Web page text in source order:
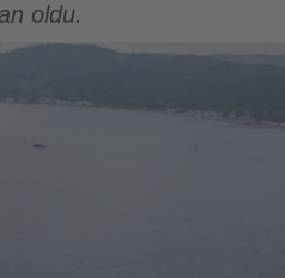
oldu.